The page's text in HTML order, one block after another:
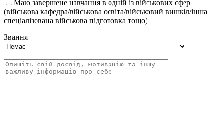
Маю завершене навчання в одній із військових сфер
(військова кафедра/військова освіта/військовий вишкіл/інша
спеціалізована військова підготовка тощо)
Звання